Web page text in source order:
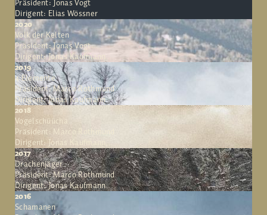
Präsident: Jonas Vogt
Dirigent: Elias Wössner
2020
Volk der Kelten
Präsident: Jonas Vogt
Dirigent: Jonas Kaufmann
2019
4 Elemente
Präsident: Marco Rothmund
Dirigent: Jonas Kaufmann
2018
Vogelschüücha
Präsident: Marco Rothmund
Dirigent: Jonas Kaufmann
2017
Drachenjäger
Präsident: Marco Rothmund
Dirigent: Jonas Kaufmann
2016
Schamanen